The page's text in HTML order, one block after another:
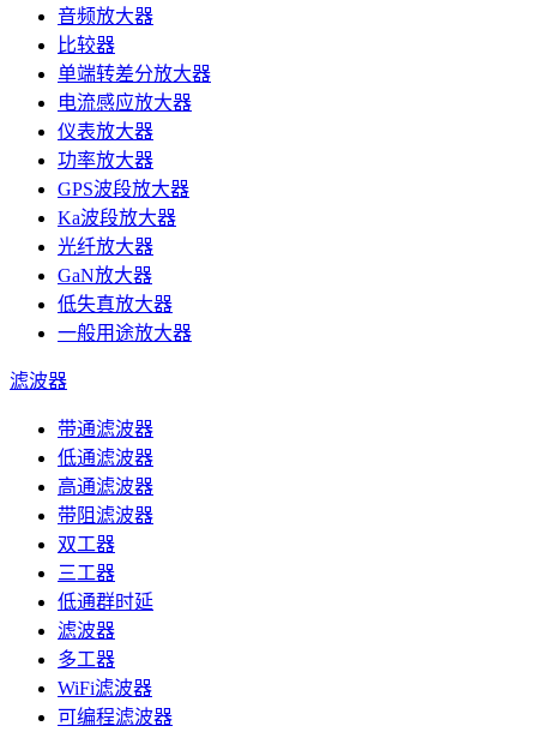
音频放大器
比较器
单端转差分放大器
电流感应放大器
仪表放大器
功率放大器
GPS波段放大器
Ka波段放大器
光纤放大器
GaN放大器
低失真放大器
一般用途放大器
滤波器
带通滤波器
低通滤波器
高通滤波器
带阻滤波器
双工器
三工器
低通群时延
滤波器
多工器
WiFi滤波器
可编程滤波器